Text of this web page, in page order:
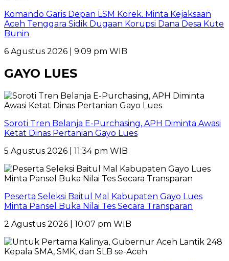
Komando Garis Depan LSM Korek. Minta Kejaksaan
Aceh Tenggara Sidik Dugaan Korupsi Dana Desa Kute
Bunin
6 Agustus 2026 | 9:09 pm WIB
GAYO LUES
Soroti Tren Belanja E-Purchasing, APH Diminta Awasi
Ketat Dinas Pertanian Gayo Lues
5 Agustus 2026 | 11:34 pm WIB
Peserta Seleksi Baitul Mal Kabupaten Gayo Lues
Minta Pansel Buka Nilai Tes Secara Transparan
2 Agustus 2026 | 10:07 pm WIB